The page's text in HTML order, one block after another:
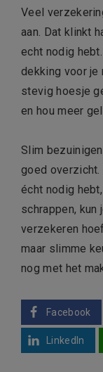
Veel
aan. Dat klinkt
echt nodig
dekking voor
stevig hoesje
en hou meer
Slim
goed overzicht.
écht nodig
schrappen,
verzekeren
maar slimme
nog met het
Facebook
LinkedIn